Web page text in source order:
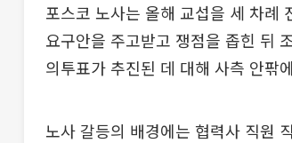
포스코 노사는 올해 교섭을 세 차례
요구안을 주고받고 쟁점을 좁힌 뒤
의투표가 추진된 데 대해 사측 안팎
노사 갈등의 배경에는 협력사 직원